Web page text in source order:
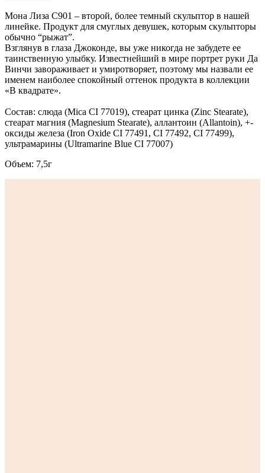
Мона Лиза С901 – второй, более темный скульптор в нашей
линейке. Продукт для смуглых девушек, которым скульпторы
обычно “рыжат”.
Взглянув в глаза Джоконде, вы уже никогда не забудете ее
таинственную улыбку. Известнейший в мире портрет руки Да
Винчи завораживает и умиротворяет, поэтому мы назвали ее
именем наиболее спокойный оттенок продукта в коллекции
«В квадрате».
Состав: слюда (Mica CI 77019), стеарат цинка (Zinc Stearate),
стеарат магния (Magnesium Stearate), аллантоин (Allantoin), +-
оксиды железа (Iron Oxide CI 77491, CI 77492, CI 77499),
ультрамарины (Ultramarine Blue CI 77007)
Объем: 7,5г